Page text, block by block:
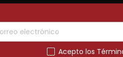
Acepto los